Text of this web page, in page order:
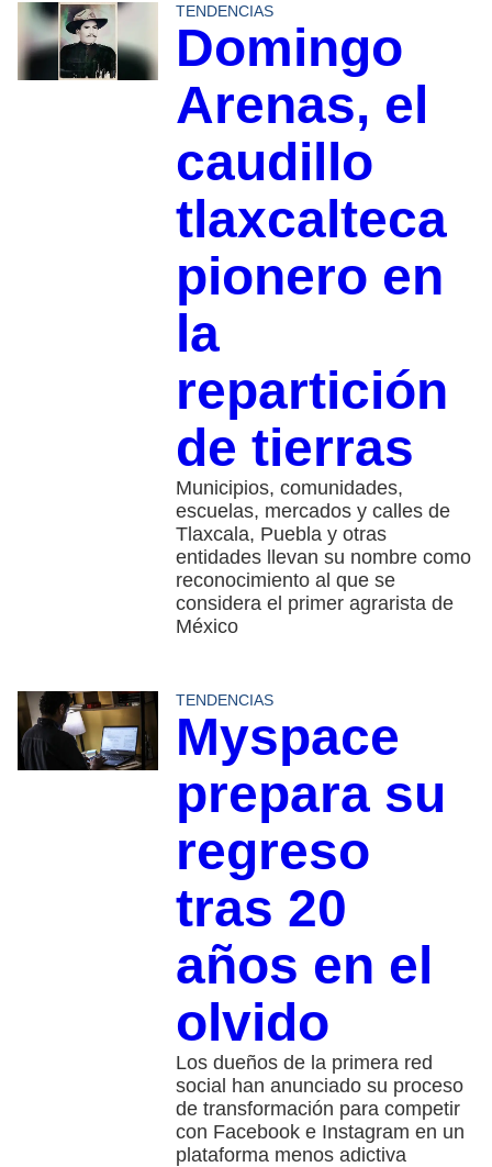
TENDENCIAS
Domingo
Arenas, el
caudillo
tlaxcalteca
pionero en
la
repartición
de tierras
Municipios, comunidades,
escuelas, mercados y calles de
Tlaxcala, Puebla y otras
entidades llevan su nombre como
reconocimiento al que se
considera el primer agrarista de
México
TENDENCIAS
Myspace
prepara su
regreso
tras 20
años en el
olvido
Los dueños de la primera red
social han anunciado su proceso
de transformación para competir
con Facebook e Instagram en un
plataforma menos adictiva